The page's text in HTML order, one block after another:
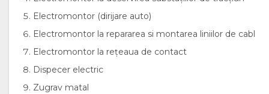
Electromontor (dirijare auto)
Electromontor la repararea si montarea liniilor de cabl
Electromontor la rețeaua de contact
Dispecer electric
Zugrav matal